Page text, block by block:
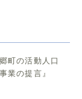
町の活動人口
業の提言』